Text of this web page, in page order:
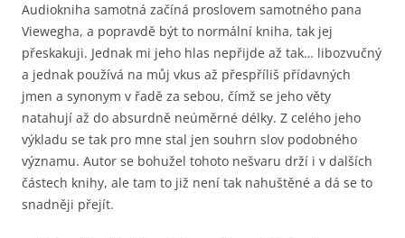
Audiokniha samotná začíná proslovem samotného pana
Viewegha, a popravdě být to normální kniha, tak jej
přeskakuji. Jednak mi jeho hlas nepřijde až tak… libozvučný
a jednak používá na můj vkus až přespříliš přídavných
jmen a synonym v řadě za sebou, čímž se jeho věty
natahují až do absurdně neúměrné délky. Z celého jeho
výkladu se tak pro mne stal jen souhrn slov podobného
významu. Autor se bohužel tohoto nešvaru drží i v dalších
částech knihy, ale tam to již není tak nahuštěné a dá se to
snadněji přejít.